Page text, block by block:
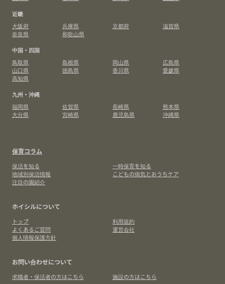
近畿
大阪府
兵庫県 京都府
滋賀県
奈良県
和歌山県
中国・四国
鳥取県
島根県 岡山県
広島県
山口県
徳島県 香川県
愛媛県
高知県
九州・沖縄
福岡県
佐賀県 長崎県
熊本県
大分県
宮崎県 鹿児島県 沖縄県
保育コラム
保活を知る
一時保育を知る
地域別保活情報
こどもの病気とおうちケア
注目の園紹介
ホイシルについて
トップ
利用規約
よくあるご質問
運営会社
個人情報保護方針
お問い合わせについて
求職者・保活者の方はこちら 施設の方はこちら